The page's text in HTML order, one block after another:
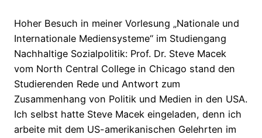
Hoher Besuch in meiner Vorlesung „Nationale und
Internationale Mediensysteme“ im Studiengang
Nachhaltige Sozialpolitik: Prof. Dr. Steve Macek
vom North Central College in Chicago stand den
Studierenden Rede und Antwort zum
Zusammenhang von Politik und Medien in den USA.
Ich selbst hatte Steve Macek eingeladen, denn ich
arbeite mit dem US-amerikanischen Gelehrten im